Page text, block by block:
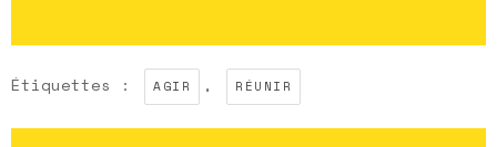
Étiquettes : AGIR , RÉUNIR